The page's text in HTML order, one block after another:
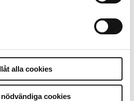
alla cookies
cookies
Det är inte evidenskrav som
polisen
Med för höga krav på evidens kan
göra något alls